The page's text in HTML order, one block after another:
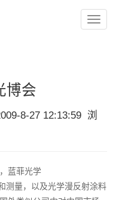
切
博会
8-27 12:13:59 浏
蓝菲光学
测量，以及光学漫反射涂料